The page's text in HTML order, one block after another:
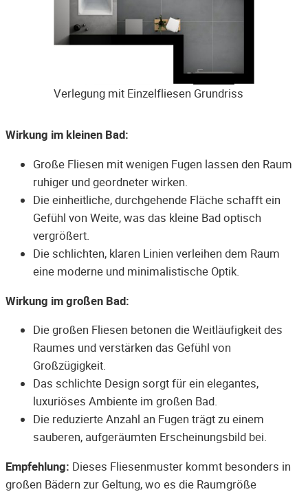
Verlegung mit Einzelfliesen Grundriss
Wirkung im kleinen Bad:
Große Fliesen mit wenigen Fugen lassen den Raum
ruhiger und geordneter wirken.
Die einheitliche, durchgehende Fläche schafft ein
Gefühl von Weite, was das kleine Bad optisch
vergrößert.
Die schlichten, klaren Linien verleihen dem Raum
eine moderne und minimalistische Optik.
Wirkung im großen Bad:
Die großen Fliesen betonen die Weitläufigkeit des
Raumes und verstärken das Gefühl von
Großzügigkeit.
Das schlichte Design sorgt für ein elegantes,
luxuriöses Ambiente im großen Bad.
Die reduzierte Anzahl an Fugen trägt zu einem
sauberen, aufgeräumten Erscheinungsbild bei.
Empfehlung: Dieses Fliesenmuster kommt besonders in
großen Bädern zur Geltung, wo es die Raumgröße